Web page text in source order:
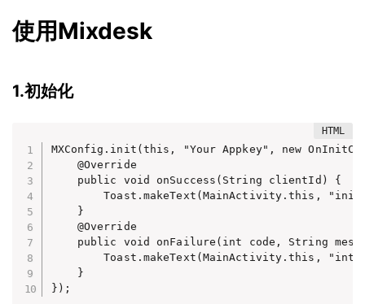
使用Mixdesk
1.初始化
MXConfig.init(this, "Your Appkey", new
    @Override
    public void onSuccess(String clientId) {
Toast.makeText(MainActivity.this,
    }
    @Override
public void onFailure(int code, String
Toast.makeText(MainActivity.this, "int
    }
});